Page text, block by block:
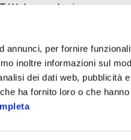
annunci, per fornire
inoltre informazioni sul
dei dati web, pubblicità
ha fornito loro o che
Télécharger les images